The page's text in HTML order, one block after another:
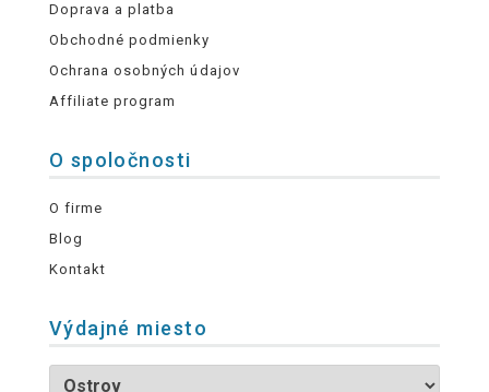
Doprava a platba
Obchodné podmienky
Ochrana osobných údajov
Affiliate program
O spoločnosti
O firme
Blog
Kontakt
Výdajné miesto